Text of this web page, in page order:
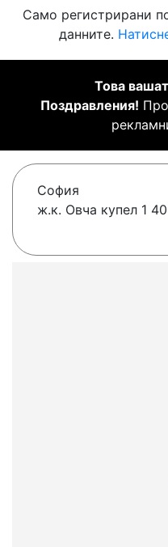
Само регистрирани
данните.
Това
Поздравления!
София
ж.к. Овча купел 1